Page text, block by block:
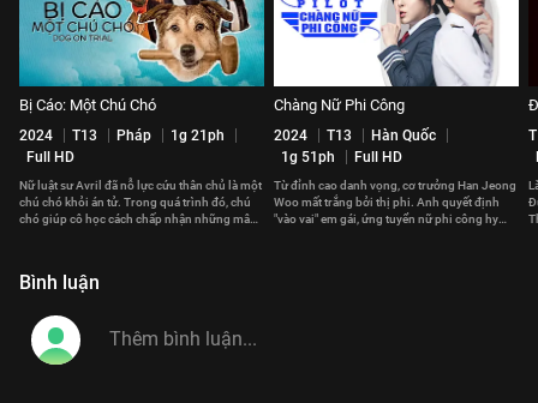
Bị Cáo: Một Chú Chó
2024 T13 Pháp
1g 21ph
Full HD
Nữ luật sư Avril đã nỗ lực cứu thân chủ là một
chú chó khỏi án tử. Trong quá trình đó, chú
chó giúp cô học cách chấp nhận những mâu
Chàng Nữ Phi Công
2024 T13
Hàn Quốc
1g 51ph
Full HD
Từ đỉnh cao danh vọng, cơ trưởng Han Jeong
Woo mất trắng bởi thị phi. Anh quyết định
"vào vai" em gái, ứng tuyển nữ phi công hy
Bình luận